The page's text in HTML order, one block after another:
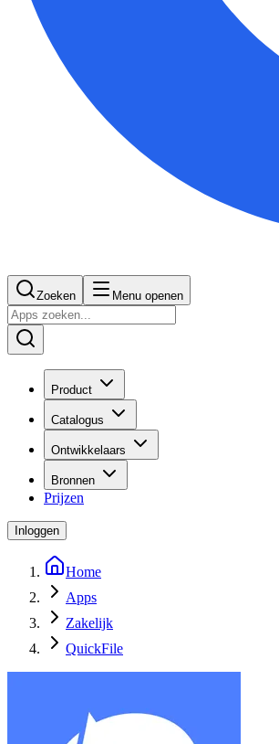
Zoeken Menu openen
Product
Catalogus
Ontwikkelaars
Bronnen
Prijzen
Inloggen
Home
Apps
Zakelijk
QuickFile